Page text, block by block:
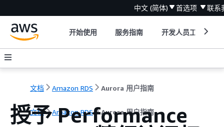
中文 (简体) 首选项 联系
开始使用 服务指南 开发人员工具
文档 Amazon RDS Aurora 用户指南
文档 Amazon RDS Aurora 用户指南
授予 Performance